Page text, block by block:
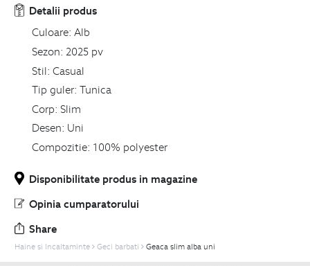
Detalii produs
Culoare: Alb
Sezon: 2025 pv
Stil: Casual
Tip guler: Tunica
Corp: Slim
Desen: Uni
Compozitie: 100% polyester
Disponibilitate produs in magazine
Opinia cumparatorului
Share
Haine si Incaltaminte Geci barbati Geaca slim alba uni